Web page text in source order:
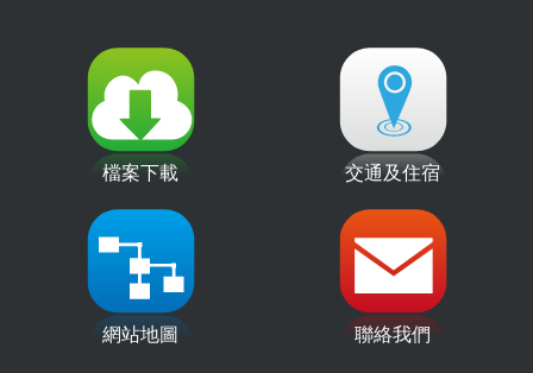
檔案下載 交通及住宿
網站地圖 聯絡我們